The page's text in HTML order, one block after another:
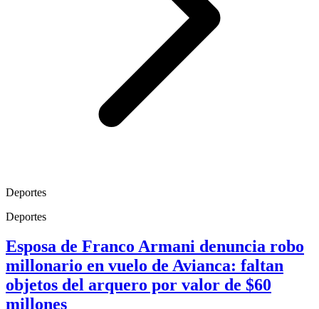
Deportes
Deportes
Esposa de Franco Armani denuncia robo
millonario en vuelo de Avianca: faltan
objetos del arquero por valor de $60
millones